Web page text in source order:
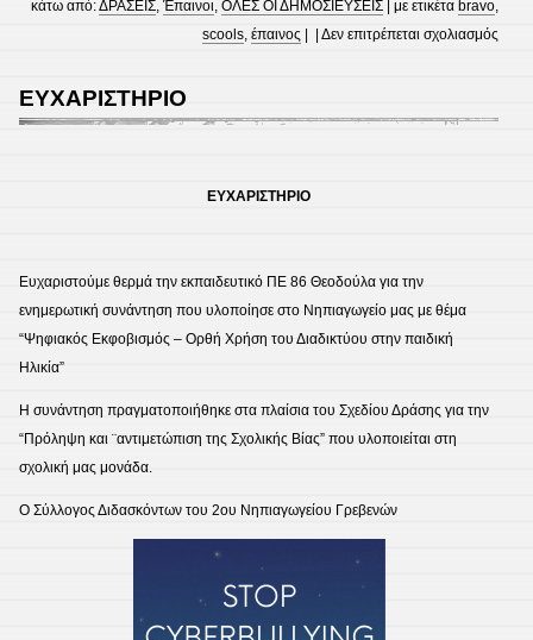
κάτω από:ΔΡΑΣΕΙΣ,Έπαινοι,ΟΛΕΣ ΟΙ ΔΗΜΟΣΙΕΥΣΕΙΣ | με ετικέτα bravo,
scools,έπαινος | |Δεν επιτρέπεται σχολιασμός
ΕΥΧΑΡΙΣΤΗΡΙΟ
ΕΥΧΑΡΙΣΤΗΡΙΟ
Ευχαριστούμε θερμά την εκπαιδευτικό ΠΕ 86 Θεοδούλα για την
ενημερωτική συνάντηση που υλοποίησε στο Νηπιαγωγείο μας με θέμα
“Ψηφιακός Εκφοβισμός – Ορθή Χρήση του Διαδικτύου στην παιδική
Ηλικία”
Η συνάντηση πραγματοποιήθηκε στα πλαίσια του Σχεδίου Δράσης για την
“Πρόληψη και ¨αντιμετώπιση της Σχολικής Βίας” που υλοποιείται στη
σχολική μας μονάδα.
Ο Σύλλογος Διδασκόντων του 2ου Νηπιαγωγείου Γρεβενών